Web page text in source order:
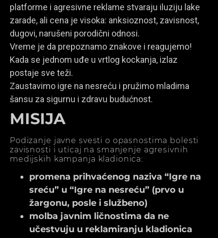
platforme i agresivne reklame stvaraju iluziju lake
zarade, ali cena je visoka: anksioznost, zavisnost,
dugovi, narušeni porodični odnosi.
Vreme je da prepoznamo znakove i reagujemo!
Kada se jednom uđe u vrtlog kockanja, izlaz
postaje sve teži.
Zaustavimo igre na nesreću i pružimo mladima
šansu za sigurnu i zdravu budućnost.
MISIJA
Podizanje javne svesti o opasnostima bolesti
zavisnosti i uticaj na smanjenje agresivnih
medijskih kampanja kladionica:
promena prihvaćenog naziva “Igre na
sreću” u “Igre na nesreću” (prvo u
žargonu, posle i službeno)
molba javnim ličnostima da ne
učestvuju u reklamiranju kladionica